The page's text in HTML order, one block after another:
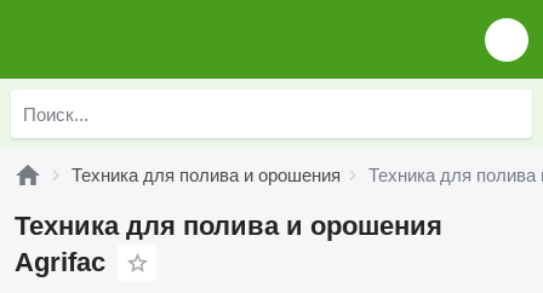
Техника для полива и орошения Техника для
Техника для полива и орошения
Agrifac